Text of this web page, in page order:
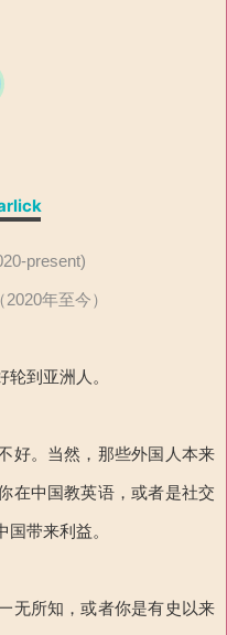
present)
年至今）
到亚洲人。
好。当然，那些外国人本来
在中国教英语，或者是社交
带来利益。
无所知，或者你是有史以来